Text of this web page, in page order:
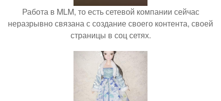
Работа в MLM, то есть сетевой компании сейчас
неразрывно связана с создание своего контента, своей
страницы в соц сетях.